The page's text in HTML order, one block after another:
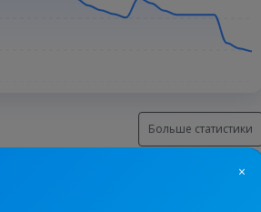
Больше статистики
×